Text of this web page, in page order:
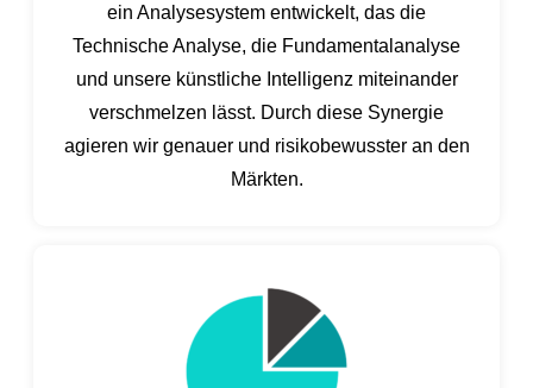
ein Analysesystem entwickelt, das die
Technische Analyse, die Fundamentalanalyse
und unsere künstliche Intelligenz miteinander
verschmelzen lässt. Durch diese Synergie
agieren wir genauer und risikobewusster an den
Märkten.